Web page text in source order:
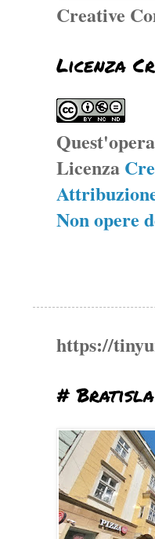
Creative
Licenza
Licenza
Non opere
https://
#